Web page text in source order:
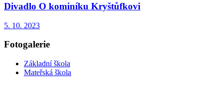
Divadlo O kominíku Kryštůfkovi
5. 10. 2023
Fotogalerie
Základní škola
Mateřská škola